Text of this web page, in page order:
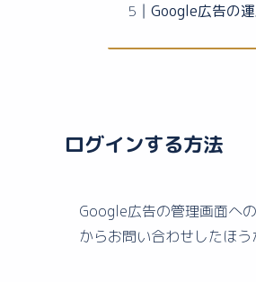
Google広告の
ログインする方法
Google広告の管理画面へ
からお問い合わせしたほ